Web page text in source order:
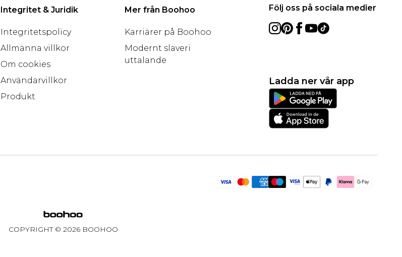
Integritet & Juridik
Integritetspolicy
Allmänna villkor
Om cookies
Användarvillkor
Produkt
Mer från Boohoo
Karriärer på Boohoo
Modernt slaveri
uttalande
Följ oss på sociala medier
Ladda ner vår app
COPYRIGHT © 2026 BOOHOO